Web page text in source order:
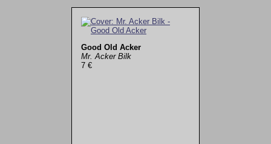
Good Old Acker
Mr. Acker Bilk
7 €